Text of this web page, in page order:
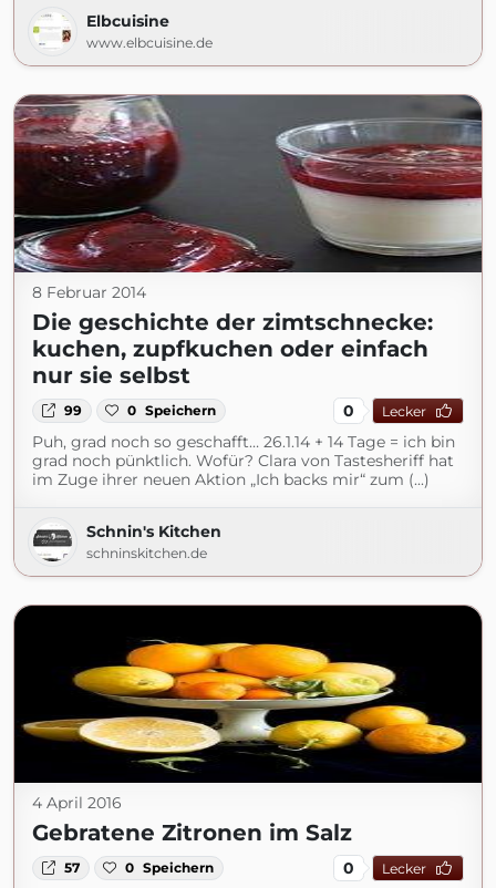
Elbcuisine
www.elbcuisine.de
8 Februar 2014
Die geschichte der zimtschnecke:
kuchen, zupfkuchen oder einfach
nur sie selbst
99 0 Speichern 0 Lecker
Puh, grad noch so geschafft… 26.1.14 + 14 Tage = ich bin
grad noch pünktlich. Wofür? Clara von Tastesheriff hat
im Zuge ihrer neuen Aktion „Ich backs mir“ zum (...)
Schnin's Kitchen
schninskitchen.de
4 April 2016
Gebratene Zitronen im Salz
57 0 Speichern 0 Lecker